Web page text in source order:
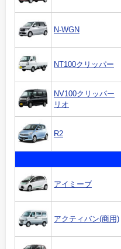
N-WGN
NT100クリッパー
NV100クリッパー
リオ
R2
アイミーブ
アクティバン(商用)